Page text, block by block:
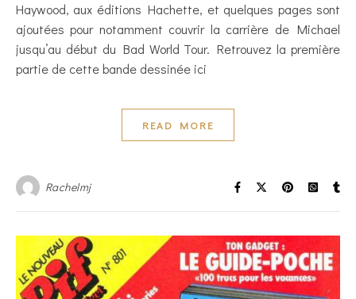
Haywood, aux éditions Hachette, et quelques pages sont
ajoutées pour notamment couvrir la carrière de Michael
jusqu’au début du Bad World Tour. Retrouvez la première
partie de cette bande dessinée ici
READ MORE
Rachelmj